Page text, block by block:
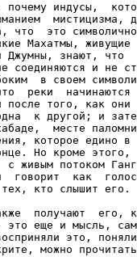
почему индусы,
мистицизма,
что  это
Махатмы,
Джумны, знают, что
соединяются и не
в своем
реки
после того, как
к другой; и
месте
которое едино в
Но кроме этого,
с живым потоком
говорит  как
кто слышит его.
получают  его,
еще и мысль,
это,
можно